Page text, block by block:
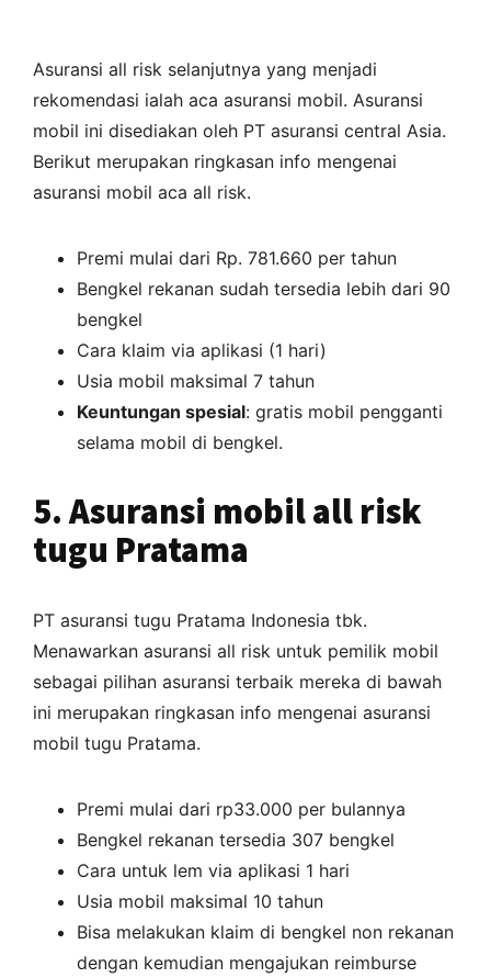
Asuransi all risk selanjutnya yang menjadi
rekomendasi ialah aca asuransi mobil. Asuransi
mobil ini disediakan oleh PT asuransi central Asia.
Berikut merupakan ringkasan info mengenai
asuransi mobil aca all risk.
Premi mulai dari Rp. 781.660 per tahun
Bengkel rekanan sudah tersedia lebih dari 90
bengkel
Cara klaim via aplikasi (1 hari)
Usia mobil maksimal 7 tahun
Keuntungan spesial: gratis mobil pengganti
selama mobil di bengkel.
5. Asuransi mobil all risk
tugu Pratama
PT asuransi tugu Pratama Indonesia tbk.
Menawarkan asuransi all risk untuk pemilik mobil
sebagai pilihan asuransi terbaik mereka di bawah
ini merupakan ringkasan info mengenai asuransi
mobil tugu Pratama.
Premi mulai dari rp33.000 per bulannya
Bengkel rekanan tersedia 307 bengkel
Cara untuk lem via aplikasi 1 hari
Usia mobil maksimal 10 tahun
Bisa melakukan klaim di bengkel non rekanan
dengan kemudian mengajukan reimburse